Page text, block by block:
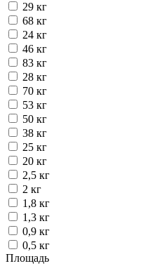
29 кг
68 кг
24 кг
46 кг
83 кг
28 кг
70 кг
53 кг
50 кг
38 кг
25 кг
20 кг
2,5 кг
2 кг
1,8 кг
1,3 кг
0,9 кг
0,5 кг
Площадь